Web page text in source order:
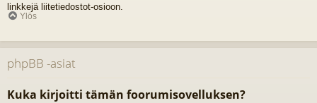
linkkejä liitetiedostot-osioon.
Ylös
phpBB -asiat
Kuka kirjoitti tämän foorumisovelluksen?